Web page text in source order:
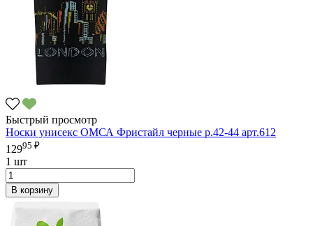
Быстрый просмотр
Носки унисекс ОМСА Фристайл черные р.42-44 арт.612
12995 ₽
1 шт
В корзину